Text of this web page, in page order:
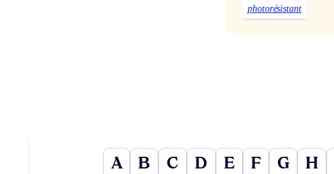
photorésistant
A B C D E F G H